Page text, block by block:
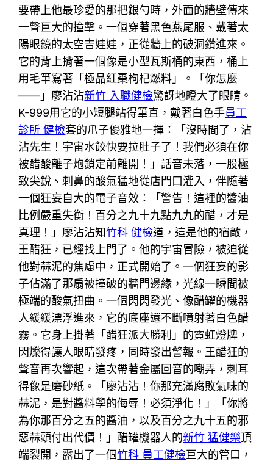
要帶上他最珍愛的那把銀勺時，外面的牆壁傳來
一聲巨大的撞擊。一個穿著黑色燕尾服、戴著太
陽眼鏡的太空吉娃娃，正從牆上的破洞鑽進來。
它的背上揹著一個像是小型瓦斯桶的東西，桶上
用毛筆寫著「極品紅棗枸杞燃料」。「你怎麼
——」廖沾沾新竹 入職健檢驚訝地瞪大了眼睛。
K-999用它的小短腿站得筆直，戴著白色手員工
診所 健檢套的爪子優雅地一揮：「沒時間了，沾
沾先生！宇宙水餃快要拉肚子了！我們必須在你
被醋酸離子炮鎖定前離開！」話音未落，一股極
致尖銳、刺鼻的酸氣猛地從店門口灌入，伴隨著
一個狂妄自大的電子音效：「警告！這裡的醬油
比例嚴重失衡！百分之九十九點九九的醋，才是
真理！」廖沾沾知竹科 健檢道，這是他的宿敵，
王醋狂，已經找上門了。他的宇宙冒險，被迫從
他對蒜泥的焦慮中，正式開始了。一個狂妄的影
子佔滿了那扇被撞破的牆門邊緣，光線一瞬間被
極端的酸氣扭曲。一個閃閃發光、像醋罐的機器
人緩緩漂浮進來，它的底座還不斷噴射著白色醋
霧。它身上掛著「醋狂派大勝利」的霓虹燈牌，
閃爍得讓人眼睛發疼，同時發出警報。王醋狂的
聲音再次響起，這次帶著金屬回音的嘲弄，刺耳
得像是磨砂紙。「廖沾沾！你那充滿腐敗氣味的
蒜泥，是對醬料學的侮辱！必須淨化！」「你將
為你那百分之五的醬油，以及百分之九十五的邪
惡蒜頭付出代價！」醋罐機器人的新竹 猛健樂頂
端裂開，露出了一個竹科 員工健檢巨大的管口，